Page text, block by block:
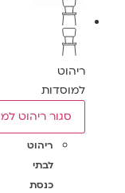
ריהוט
למוסדות
סגור ריהוט
ריהוט
לבתי
כנסת